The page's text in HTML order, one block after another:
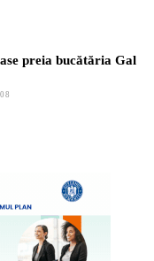
preia bucătăria Gal